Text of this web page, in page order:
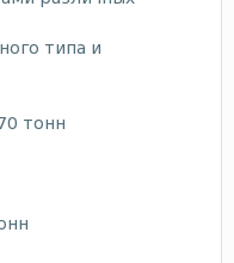
типа и
тонн